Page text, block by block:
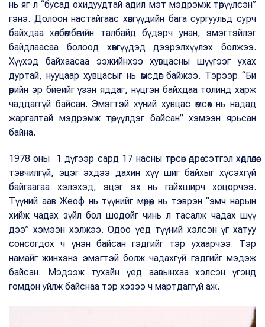
нь яг л “бусад охидуудтай адил мэт мэдрэмж төрүүлсэн”
гэнэ. Долоон настайгаас хөвгүүдийн бага сургуульд сурч
байхдаа хөлбөмбөгийн талбайд бүдэрч унан, эмэгтэйлэг
байдлаасаа болоод хөвгүүдэд дээрэлхүүлэх болжээ.
Хүүхэд байхаасаа ээжийнхээ хувцасны шүүгээг ухах
дуртай, нууцаар хувцасыг нь өмсдөг байжээ. Тэрээр “Би
өөрийн эр биеийг үзэн яддаг, нүцгэн байхдаа толинд харж
чаддаггүй байсан. Эмэгтэй хүний хувцас өмсөх нь надад
жаргалтай мэдрэмж төрүүлдэг байсан” хэмээн ярьсан
байна.
1978 оны 1 дүгээр сард 17 насны төрсөн өдрөө сэтгэл хөдлөлөө
тэвчилгүй, эцэг эхдээ дахин хүү шиг байхыг хүсэхгүй
байгаагаа хэлэхэд, эцэг эх нь гайхширч хоцорчээ.
Түүний аав Жеоф нь түүнийг мөрөөр нь тэврэн “эмч нарын
хийж чадах зүйл бол шодойг чинь л тасалж чадах шүү
дээ” хэмээн хэлжээ. Одоо үед түүний хэлсэн үг хатуу
сонсогдох ч үнэн байсан гэдгийг тэр ухаарчээ. Тэр
намайг жинхэнэ эмэгтэй болж чадахгүй гэдгийг мэдэж
байсан. Мэдээж тухайн үед аавынхаа хэлсэн үгэнд
гомдон уйлж байснаа тэр хэзээ ч мартдаггүй аж.